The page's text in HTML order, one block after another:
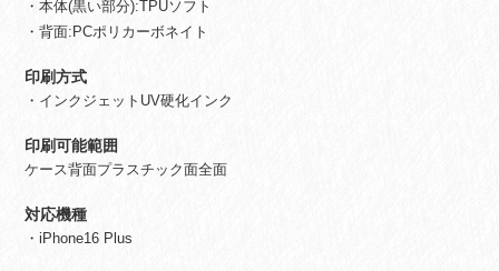
ス
個
・本体(黒い部分):TPUソフト
・背面:PCポリカーボネイト
印刷方式
・インクジェットUV硬化インク
印刷可能範囲
ケース背面プラスチック面全面
対応機種
・iPhone16 Plus